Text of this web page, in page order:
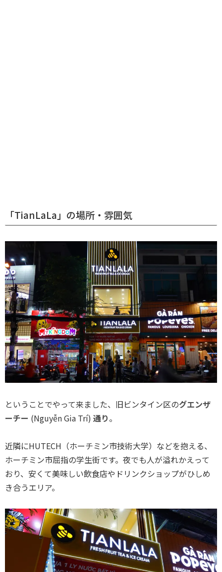
「TianLaLa」の場所・雰囲気
ということでやって来ました、旧ビンタイン区のグエンザ
ーチー (Nguyễn Gia Trí) 通り。
近隣にHUTECH（ホーチミン市技術大学）などを抱える、
ホーチミン市屈指の学生街です。夜でも人が溢れかえって
おり、安くて美味しい飲食店やドリンクショップがひしめ
き合うエリア。